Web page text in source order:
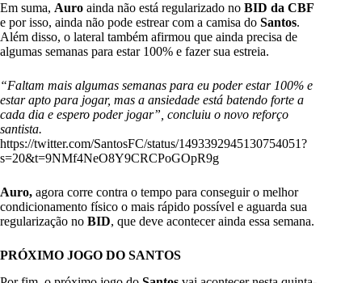
Em suma, Auro ainda não está regularizado no BID da CBF
e por isso, ainda não pode estrear com a camisa do Santos.
Além disso, o lateral também afirmou que ainda precisa de
algumas semanas para estar 100% e fazer sua estreia.
“Faltam mais algumas semanas para eu poder estar 100% e
estar apto para jogar, mas a ansiedade está batendo forte a
cada dia e espero poder jogar”, concluiu o novo reforço
santista.
https://twitter.com/SantosFC/status/1493392945130754051?
s=20&t=9NMf4NeO8Y9CRCPoGOpR9g
Auro, agora corre contra o tempo para conseguir o melhor
condicionamento físico o mais rápido possível e aguarda sua
regularização no BID, que deve acontecer ainda essa semana.
PRÓXIMO JOGO DO SANTOS